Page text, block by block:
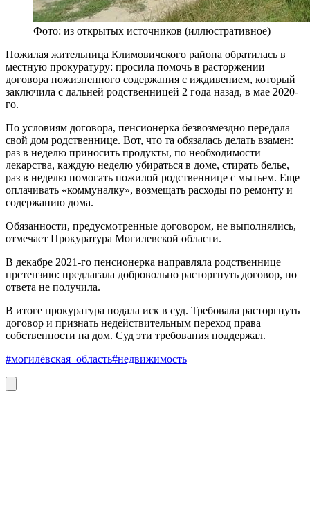
Фото: из открытых источников (иллюстративное)
Пожилая жительница Климовичского района обратилась в
местную прокуратуру: просила помочь в расторжении
договора пожизненного содержания с иждивением, который
заключила с дальней родственницей 2 года назад, в мае 2020-
го.
По условиям договора, пенсионерка безвозмездно передала
свой дом родственнице. Вот, что та обязалась делать взамен:
раз в неделю приносить продукты, по необходимости —
лекарства, каждую неделю убираться в доме, стирать белье,
раз в неделю помогать пожилой родственнице с мытьем. Еще
оплачивать «коммуналку», возмещать расходы по ремонту и
содержанию дома.
Обязанности, предусмотренные договором, не выполнялись,
отмечает Прокуратура Могилевской области.
В декабре 2021-го пенсионерка направляла родственнице
претензию: предлагала добровольно расторгнуть договор, но
ответа не получила.
В итоге прокуратура подала иск в суд. Требовала расторгнуть
договор и признать недействительным переход права
собственности на дом. Суд эти требования поддержал.
#могилёвская_область#недвижимость